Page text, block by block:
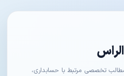
تخصصی مرتبط با حسابداری،